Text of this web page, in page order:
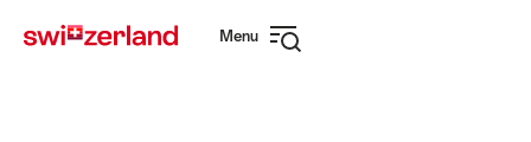
sur
rapide
Menu